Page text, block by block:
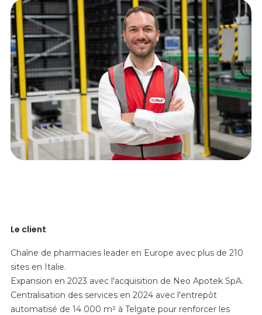
Le client
Chaîne de pharmacies leader en Europe avec plus de 210
sites en Italie.
Expansion en 2023 avec l'acquisition de Neo Apotek SpA.
Centralisation des services en 2024 avec l'entrepôt
automatisé de 14 000 m² à Telgate pour renforcer les